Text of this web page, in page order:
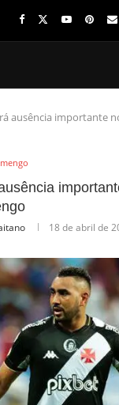
ausência importante
18 de abril de